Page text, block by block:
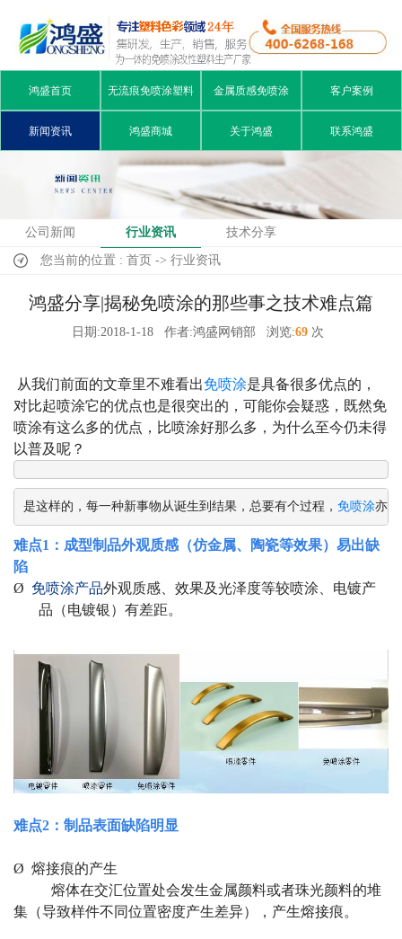
鸿盛首页 无流痕免喷涂塑料 金属质感免喷涂 客户案例
新闻资讯 鸿盛商城 关于鸿盛 联系鸿盛
公司新闻 行业资讯 技术分享
您当前的位置 : 首页 -> 行业资讯
鸿盛分享|揭秘免喷涂的那些事之技术难点篇
日期:2018-1-18 作者:鸿盛网销部 浏览:69次
从我们前面的文章里不难看出免喷涂是具备很多优点的，
对比起喷涂它的优点也是很突出的， 可能你会疑惑，既然免
喷涂有这么多的优点，比喷涂好那么多，为什么至今仍未得
以普及呢？
是这样的，每一种新事物从诞生到结果，总要有个过程， 免喷涂亦
难点1 ：成型制品外观质感（仿金属、陶瓷等效果）易出缺
陷
Ø 免喷涂产品外观质感、效果及光泽度等较喷涂、电镀产
品（电镀银）有差距。
难点2 ：制品表面缺陷明显
Ø 熔接痕的产生
熔体在交汇位置处会发生金属颜料或者珠光颜料的堆
集（导致样件不同位置密度产生差异），产生熔接痕。